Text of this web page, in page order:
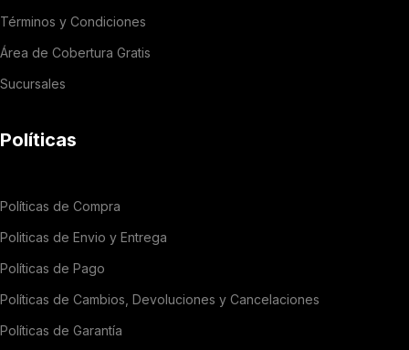
Términos y Condiciones
Área de Cobertura Gratis
Sucursales
Políticas
Políticas de Compra
Politicas de Envio y Entrega
Políticas de Pago
Políticas de Cambios, Devoluciones y Cancelaciones
Políticas de Garantía